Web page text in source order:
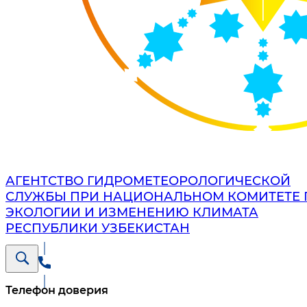
АГЕНТСТВО ГИДРОМЕТЕОРОЛОГИЧЕСКОЙ
СЛУЖБЫ ПРИ НАЦИОНАЛЬНОМ КОМИТЕТЕ
ЭКОЛОГИИ И ИЗМЕНЕНИЮ КЛИМАТА
РЕСПУБЛИКИ УЗБЕКИСТАН
Телефон доверия